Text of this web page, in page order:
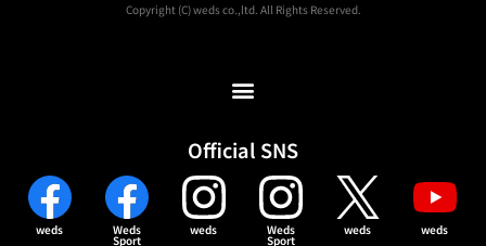
Copyright (C) weds co.,ltd. All Rights Reserved.
Official SNS
weds Weds
Sport
weds Weds
Sport
weds weds